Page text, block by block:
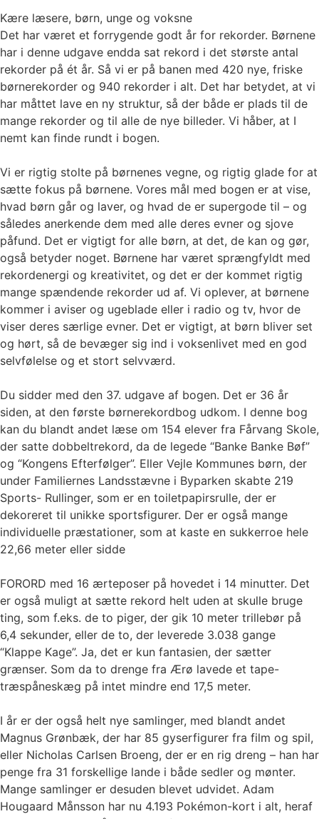
Kære læsere, børn, unge og voksne
Det har været et forrygende godt år for rekorder. Børnene
har i denne udgave endda sat rekord i det største antal
rekorder på ét år. Så vi er på banen med 420 nye, friske
børnerekorder og 940 rekorder i alt. Det har betydet, at vi
har måttet lave en ny struktur, så der både er plads til de
mange rekorder og til alle de nye billeder. Vi håber, at I
nemt kan finde rundt i bogen.
Vi er rigtig stolte på børnenes vegne, og rigtig glade for at
sætte fokus på børnene. Vores mål med bogen er at vise,
hvad børn går og laver, og hvad de er supergode til – og
således anerkende dem med alle deres evner og sjove
påfund. Det er vigtigt for alle børn, at det, de kan og gør,
også betyder noget. Børnene har været sprængfyldt med
rekordenergi og kreativitet, og det er der kommet rigtig
mange spændende rekorder ud af. Vi oplever, at børnene
kommer i aviser og ugeblade eller i radio og tv, hvor de
viser deres særlige evner. Det er vigtigt, at børn bliver set
og hørt, så de bevæger sig ind i voksenlivet med en god
selvfølelse og et stort selvværd.
Du sidder med den 37. udgave af bogen. Det er 36 år
siden, at den første børnerekordbog udkom. I denne bog
kan du blandt andet læse om 154 elever fra Fårvang Skole,
der satte dobbeltrekord, da de legede “Banke Banke Bøf”
og “Kongens Efterfølger”. Eller Vejle Kommunes børn, der
under Familiernes Landsstævne i Byparken skabte 219
Sports- Rullinger, som er en toiletpapirsrulle, der er
dekoreret til unikke sportsfigurer. Der er også mange
individuelle præstationer, som at kaste en sukkerroe hele
22,66 meter eller sidde
FORORD med 16 ærteposer på hovedet i 14 minutter. Det
er også muligt at sætte rekord helt uden at skulle bruge
ting, som f.eks. de to piger, der gik 10 meter trillebør på
6,4 sekunder, eller de to, der leverede 3.038 gange
“Klappe Kage”. Ja, det er kun fantasien, der sætter
grænser. Som da to drenge fra Ærø lavede et tape-
træspåneskæg på intet mindre end 17,5 meter.
I år er der også helt nye samlinger, med blandt andet
Magnus Grønbæk, der har 85 gyserfigurer fra film og spil,
eller Nicholas Carlsen Broeng, der er en rig dreng – han har
penge fra 31 forskellige lande i både sedler og mønter.
Mange samlinger er desuden blevet udvidet. Adam
Hougaard Månsson har nu 4.193 Pokémon-kort i alt, heraf